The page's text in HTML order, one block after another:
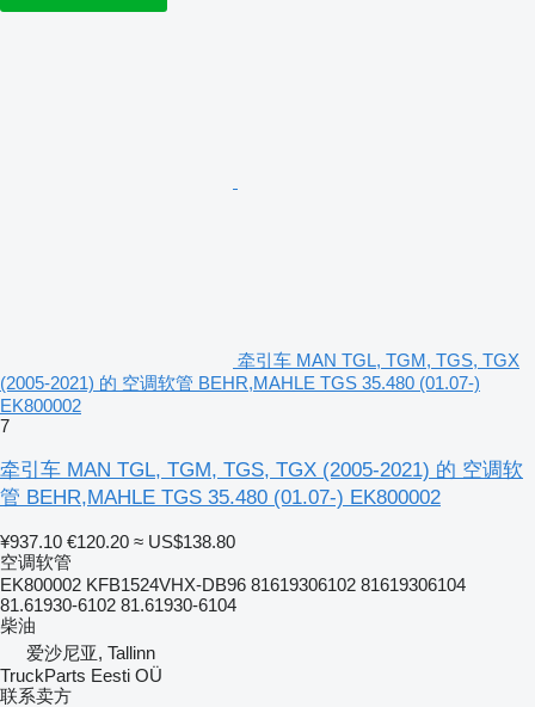
牵引车 MAN TGL, TGM, TGS, TGX
(2005-2021) 的 空调软管 BEHR,MAHLE TGS 35.480 (01.07-)
EK800002
7
牵引车 MAN TGL, TGM, TGS, TGX (2005-2021) 的 空调软
管 BEHR,MAHLE TGS 35.480 (01.07-) EK800002
¥937.10 €120.20 ≈ US$138.80
空调软管
EK800002 KFB1524VHX-DB96 81619306102 81619306104
81.61930-6102 81.61930-6104
柴油
爱沙尼亚, Tallinn
TruckParts Eesti OÜ
联系卖方